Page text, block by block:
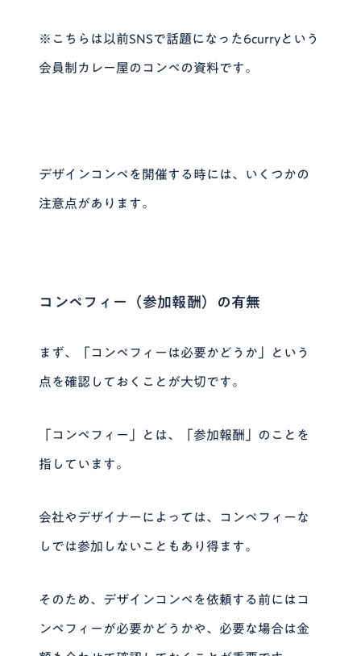
※こちらは以前SNSで話題になった6curryという
会員制カレー屋のコンペの資料です。
デザインコンペを開催する時には、いくつかの
注意点があります。
コンペフィー（参加報酬）の有無
まず、「コンペフィーは必要かどうか」という
点を確認しておくことが大切です。
「コンペフィー」とは、「参加報酬」のことを
指しています。
会社やデザイナーによっては、コンペフィーな
しでは参加しないこともあり得ます。
そのため、デザインコンペを依頼する前にはコ
ンペフィーが必要かどうかや、必要な場合は金